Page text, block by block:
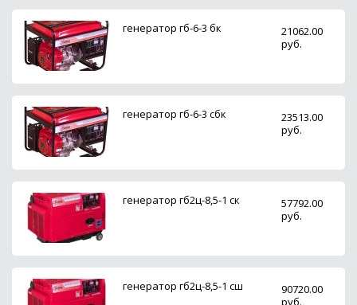
генератор гб-6-3 бк
21062.00
руб.
генератор гб-6-3 сбк
23513.00
руб.
генератор гб2ц-8,5-1 ск
57792.00
руб.
генератор гб2ц-8,5-1 сш
90720.00
руб.